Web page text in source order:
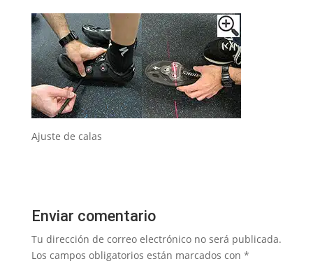
Ajuste de calas
Enviar comentario
Tu dirección de correo electrónico no será publicada.
Los campos obligatorios están marcados con *